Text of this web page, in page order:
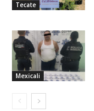
Tecate
Mexicali